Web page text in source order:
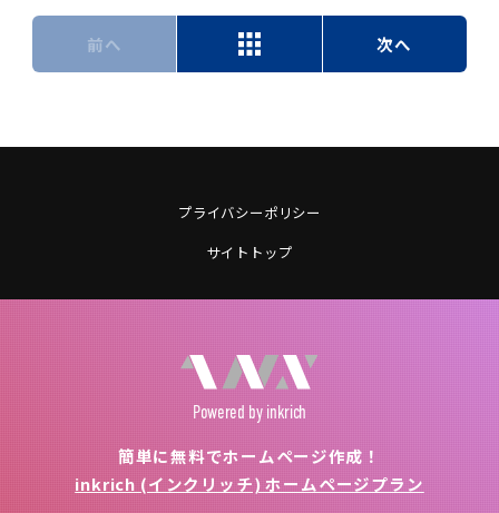
前へ 次へ
プライバシーポリシー
サイトトップ
Powered by inkrich
簡単に無料でホームページ作成！
inkrich (インクリッチ) ホームページプラン